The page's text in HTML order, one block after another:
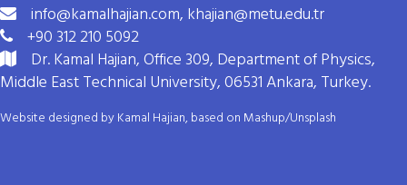
info@kamalhajian.com, khajian@metu.edu.tr
+90 312 210 5092
Dr. Kamal Hajian, Office 309, Department of Physics,
Middle East Technical University, 06531 Ankara, Turkey.
Website designed by Kamal Hajian, based on Mashup/Unsplash